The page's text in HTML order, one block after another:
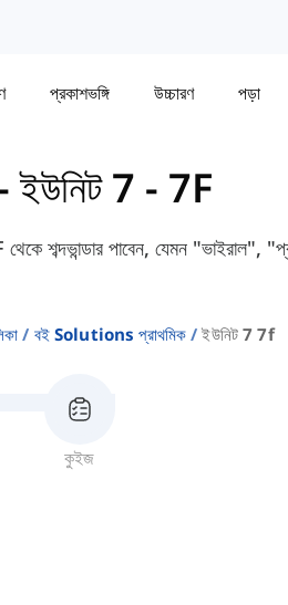
প্রকাশভঙ্গি উচ্চারণ পড়া
ইউনিট 7 - 7F
শব্দভান্ডার পাবেন, যেমন "ভাইরাল",
বই Solutions প্রাথমিক ইউনিট 7 7f
কুইজ